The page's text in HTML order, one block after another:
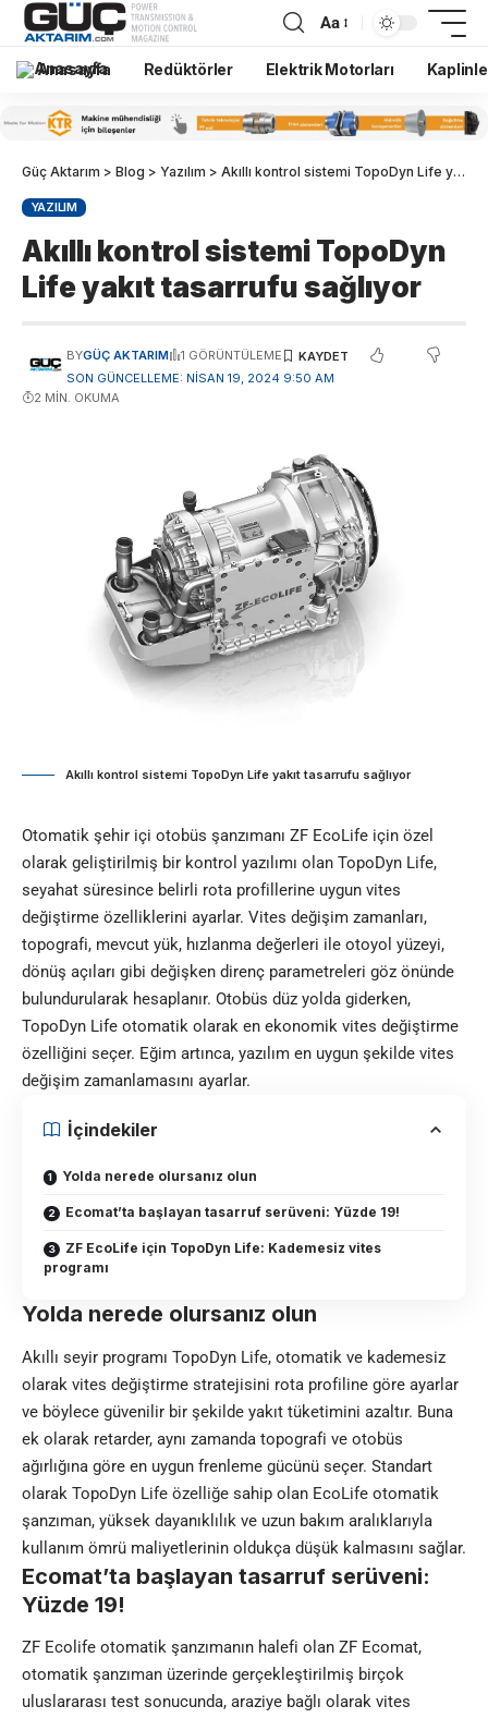
Aa
Anasayfa Redüktörler Elektrik Motorları
Güç Aktarım > Blog > Yazılım > Akıllı kontrol sistemi TopoDyn Life yakıt tasarrufu sağlıyor
YAZILIM
Akıllı kontrol sistemi TopoDyn
Life yakıt tasarrufu sağlıyor
SON GÜNCELLEME: NISAN 19, 2024 9:50 AM
BYGÜÇ AKTARIM 1 GÖRÜNTÜLEME
2 MIN. OKUMA
Akıllı kontrol sistemi TopoDyn Life yakıt tasarrufu sağlıyor
Otomatik şehir içi otobüs şanzımanı ZF EcoLife için özel
olarak geliştirilmiş bir kontrol yazılımı olan TopoDyn Life,
seyahat süresince belirli rota profillerine uygun vites
değiştirme özelliklerini ayarlar. Vites değişim zamanları,
topografi, mevcut yük, hızlanma değerleri ile otoyol yüzeyi,
dönüş açıları gibi değişken direnç parametreleri göz önünde
bulundurularak hesaplanır. Otobüs düz yolda giderken,
TopoDyn Life otomatik olarak en ekonomik vites değiştirme
özelliğini seçer. Eğim artınca, yazılım en uygun şekilde vites
değişim zamanlamasını ayarlar.
İçindekiler
Yolda nerede olursanız olun
Ecomat’ta başlayan tasarruf serüveni: Yüzde 19!
ZF EcoLife için TopoDyn Life: Kademesiz vites
programı
Yolda nerede olursanız olun
Akıllı seyir programı TopoDyn Life, otomatik ve kademesiz
olarak vites değiştirme stratejisini rota profiline göre ayarlar
ve böylece güvenilir bir şekilde yakıt tüketimini azaltır. Buna
ek olarak retarder, aynı zamanda topografi ve otobüs
ağırlığına göre en uygun frenleme gücünü seçer. Standart
olarak TopoDyn Life özelliğe sahip olan EcoLife otomatik
şanzıman, yüksek dayanıklılık ve uzun bakım aralıklarıyla
kullanım ömrü maliyetlerinin oldukça düşük kalmasını sağlar.
Ecomat’ta başlayan tasarruf serüveni:
Yüzde 19!
ZF Ecolife otomatik şanzımanın halefi olan ZF Ecomat,
otomatik şanzıman üzerinde gerçekleştirilmiş birçok
uluslararası test sonucunda, araziye bağlı olarak vites